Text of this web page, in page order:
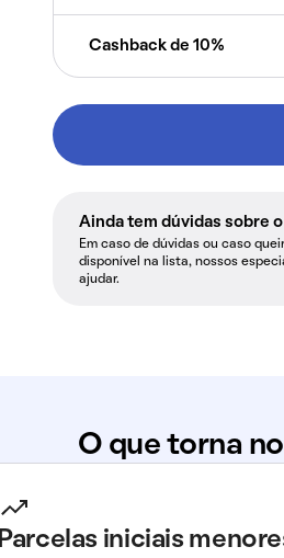
Cashback de 10%
Ainda tem dúvidas sobre
Em caso de dúvidas ou caso
disponível na lista, nossos
ajudar.
O que torna
Parcelas iniciais